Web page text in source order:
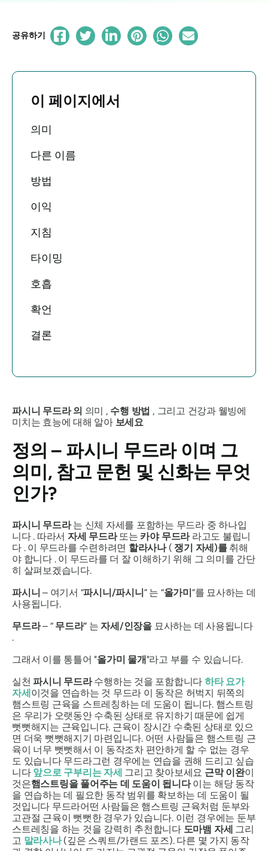
공유하기
이 페이지에서
의미
다른 이름
방법
이익
지침
타이밍
호흡
확언
결론
파시니 무드라 의 의미 , 수행 방법 , 그리고 건강과 웰빙에
미치는 효능에 대해 알아 보세요
정의 – 파시니 무드라이며 그
의미, 참고 문헌 및 신화는 무엇
인가?
파시니 무드라는 신체 자세를 포함하는 무드라 중 하나입
니다 . 따라서 자세 무드라또는 카야 무드라라고도 불립니
다 . 이 무드라를 수련하려면 할라사나( 쟁기 자세)를취해
야 합니다 . 이 무드라를 더 잘 이해하기 위해 그 의미를 간단
히 살펴보겠습니다.
파시니 – 여기서 “파시니/파시니”는 “올가미”를 묘사하는 데
사용됩니다.
무드라– “ 무드라” 는자세/인장을묘사하는 데 사용됩니다
.
그래서 이를 통틀어 "올가미 물개"라고 부를 수 있습니다.
실천파시니 무드라수행하는 것을 포함합니다하타 요가
자세이것을 연습하는 것 무드라 이 동작은 허벅지 뒤쪽의
햄스트링 근육을 스트레칭하는 데 도움이 됩니다. 햄스트링
은 우리가 오랫동안 수축된 상태로 유지하기 때문에 쉽게
뻣뻣해지는 근육입니다. 근육이 장시간 수축된 상태로 있으
면 더욱 뻣뻣해지기 마련입니다. 어떤 사람들은 햄스트링 근
육이 너무 뻣뻣해서 이 동작조차 편안하게 할 수 없는 경우
도 있습니다 무드라그런 경우에는 연습을 권해 드리고 싶습
니다 앞으로 구부리는 자세 그리고 찾아보세요 근막 이완이
것은햄스트링을 풀어주는 데 도움이 됩니다이는 해당 동작
을 연습하는 데 필요한 동작 범위를 확보하는 데 도움이 될
것입니다 무드라어떤 사람들은 햄스트링 근육처럼 둔부와
고관절 근육이 뻣뻣한 경우가 있습니다. 이런 경우에는 둔부
스트레칭을 하는 것을 강력히 추천합니다 도마뱀 자세 그리
고 말라사나(깊은 스쿼트/가랜드 포즈). 다른 몇 가지 동작